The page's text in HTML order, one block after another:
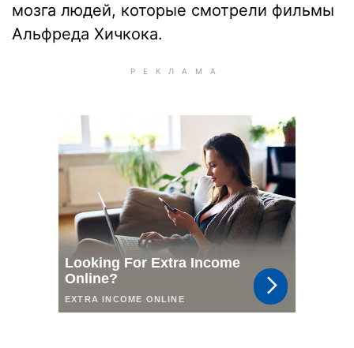
мозга людей, которые смотрели фильмы
Альфреда Хичкока.